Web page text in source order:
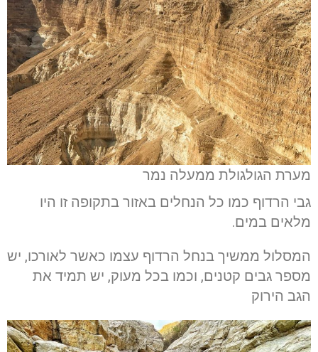
מערת הגולגולת ממעלה נמר
גבי הרדוף כמו כל הנחלים באזור בתקופה זו היו
מלאים במים.
המסלול ממשיך בנחל הרדוף עצמו כאשר לאורכו, יש
מספר גבים קטנים, וכמו בכל מעוק, יש תמיד את
הגב הירוק